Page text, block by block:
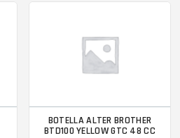
BOTELLA ALTER BROTHER
BTD100 YELLOW GTC 48 CC